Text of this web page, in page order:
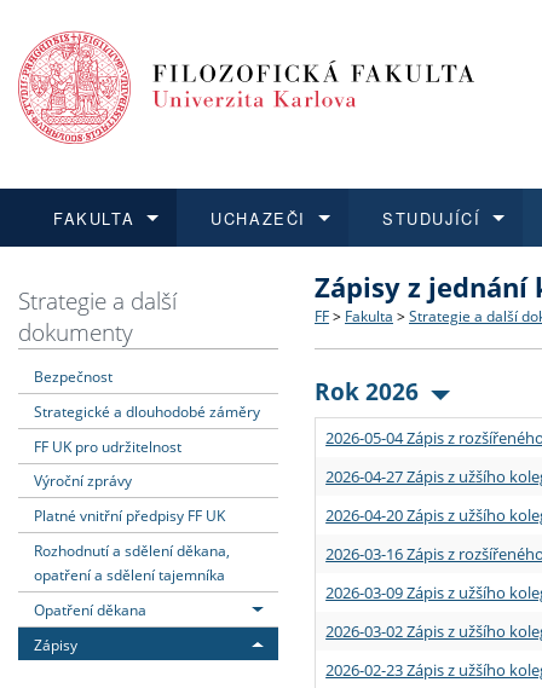
FAKULTA
Dozvědět se více
Struktura a historie
Strategie a další
Podpora a benefity pro
Absolventi fakulty
UCHAZEČI
Podat přihlášku
Co studovat a jak se
Učitelské studijní
Informace k průběhu
STUDUJÍCÍ
Dozvědět se více
Bakalářské a magisterské
Doktorské studium
Rigorózní řízení
Dozvědět se více
O vědě a výzkumu na FF
Akademické kvalifikace
Granty a projekty
Dozvědět se více
Aktuální nabídky a
Vyjíždějící studenti
Přijíždějící studenti
Vyjíždějící zaměstnanci
Strategie a další
dokumenty
Bezpečnost
Strategické a dlouhodobé záměry
FF UK pro udržitelnost
Výroční zprávy
Platné vnitřní předpisy FF UK
Rozhodnutí a sdělení děkana,
opatření a sdělení tajemníka
Opatření děkana
Zápisy
Zápisy z jednání
FF > Fakulta > Strategie a další
Rok 2026
2026-05-04 Zápis z
2026-04-27 Zápis z užšího
2026-04-20 Zápis z užšího
2026-03-16 Zápis z
2026-03-09 Zápis z užšího
2026-03-02 Zápis z užšího
2026-02-23 Zápis z užšího